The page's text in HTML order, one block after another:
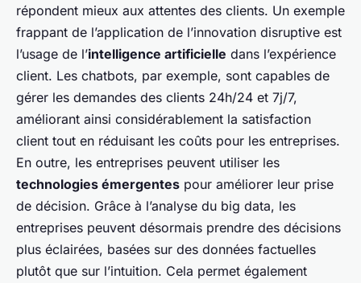
répondent mieux aux attentes des clients. Un exemple
frappant de l’application de l’innovation disruptive est
l’usage de l’intelligence artificielle dans l’expérience
client. Les chatbots, par exemple, sont capables de
gérer les demandes des clients 24h/24 et 7j/7,
améliorant ainsi considérablement la satisfaction
client tout en réduisant les coûts pour les entreprises.
En outre, les entreprises peuvent utiliser les
technologies émergentes pour améliorer leur prise
de décision. Grâce à l’analyse du big data, les
entreprises peuvent désormais prendre des décisions
plus éclairées, basées sur des données factuelles
plutôt que sur l’intuition. Cela permet également